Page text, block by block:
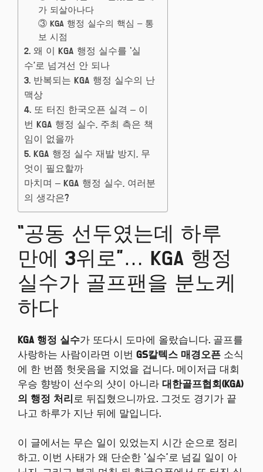
가 되살아나다
③ KGA 행정 실수의 핵심 – 통
보 시점
2. 왜 이 KGA 행정 실수를 ‘실
수’로 넘겨선 안 되나
3. 반복되는 KGA 행정 실수의 난
맥상
4. 또 터진 한국오픈 실격 – 이
번 KGA 행정 실수, 주최 측은 책
임이 없을까
5. KGA 행정 실수 재발 방지, 무
엇이 필요할까
마치며 – KGA 행정 실수, 여러분
의 생각은?
“공동 선두였는데 하루
만에 3위로”… KGA 행정
실수가 골프팬을 분노케
하다
KGA 행정 실수가 또다시 도마에 올랐습니다. 골프를
사랑하는 사람이라면 이번 GS칼텍스 매경오픈 소식
에 한 번쯤 헛웃음을 지었을 겁니다. 메이저급 대회
우승 향방이 선수의 샷이 아니라 대한골프협회(KGA)
의 행정 처리 로 뒤집혔으니까요. 그것도 경기가 끝
나고 하루가 지난 뒤에 말입니다.
이 글에서는 무슨 일이 있었는지 시간 순으로 정리
하고, 이번 사태가 왜 단순한 ‘실수’로 넘길 일이 아